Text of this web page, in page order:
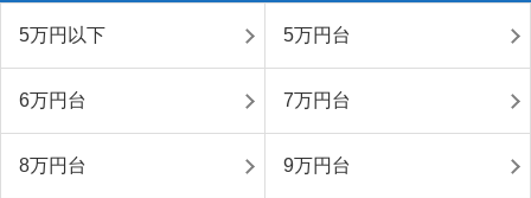
5万円以下 5万円台
6万円台 7万円台
8万円台 9万円台